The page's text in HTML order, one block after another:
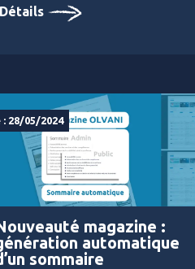
Détails
: 28/05/2024
magazine :
automatique
sommaire